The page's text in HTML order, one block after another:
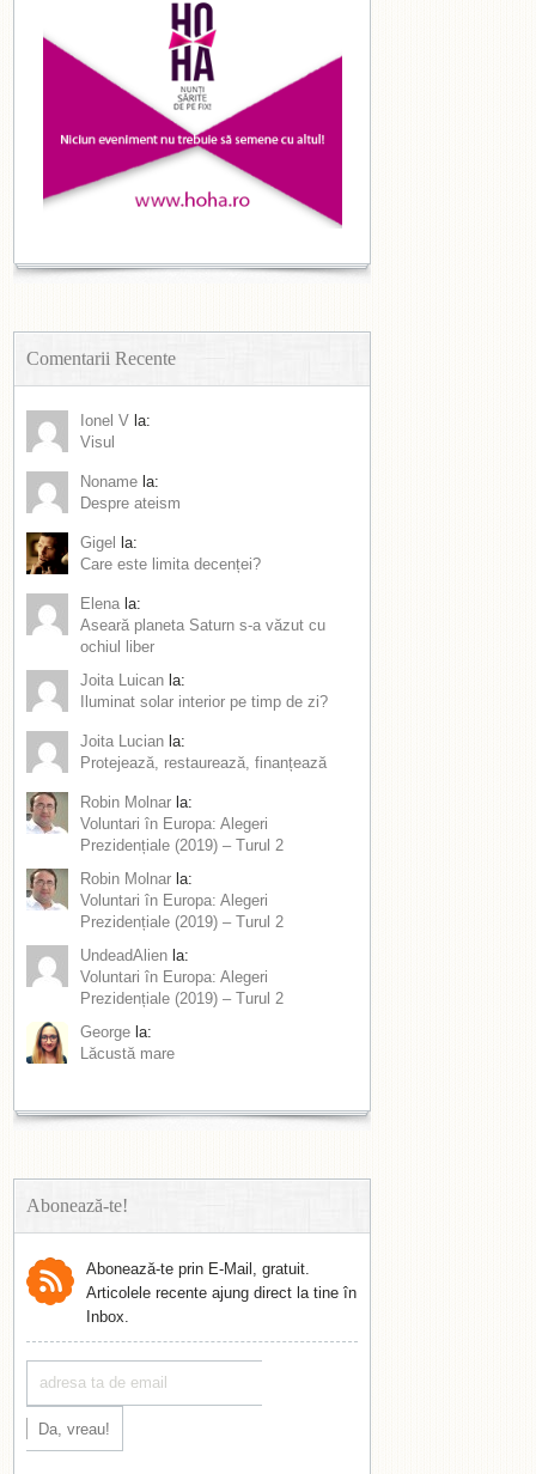
Comentarii Recente
Ionel V la:
Visul
Noname la:
Despre ateism
Gigel
la:
Care este limita decenței?
Elena la:
Aseară planeta Saturn s-a văzut cu
ochiul liber
Joita Luican la:
Iluminat solar interior pe timp de zi?
Joita Lucian la:
Protejează, restaurează, finanțează
Robin Molnar la:
Voluntari în Europa: Alegeri
Prezidențiale (2019) – Turul 2
Robin Molnar la:
Voluntari în Europa: Alegeri
Prezidențiale (2019) – Turul 2
UndeadAlien la:
Voluntari în Europa: Alegeri
Prezidențiale (2019) – Turul 2
George la:
Lăcustă mare
Abonează-te!
Abonează-te prin E-Mail, gratuit.
Articolele recente ajung direct la tine în
Inbox.